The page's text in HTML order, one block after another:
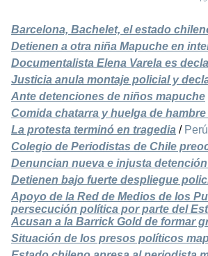
Barcelona, Bachelet, el estado
Detienen a otra niña Mapuche en
Documentalista Elena Varela es
Justicia anula montaje policial y
Ante detenciones de niños mapuche
Comida chatarra y huelga de
La protesta terminó en tragedia / Perú
Colegio de Periodistas de Chile
Denuncian nueva e injusta
Detienen bajo fuerte despliegue
Apoyo de la Red de Medios de los
persecución política por parte del
Acusan a la Barrick Gold de formar
Situación de los presos políticos